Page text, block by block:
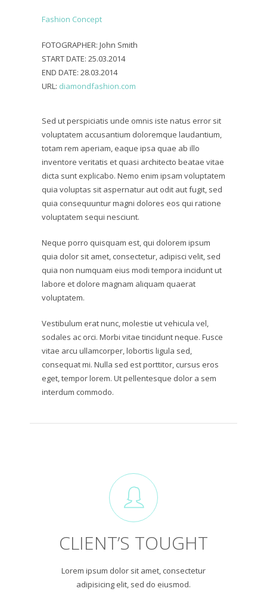
Fashion Concept
FOTOGRAPHER: John Smith
START DATE: 25.03.2014
END DATE: 28.03.2014
URL: diamondfashion.com
Sed ut perspiciatis unde omnis iste natus error sit
voluptatem accusantium doloremque laudantium,
totam rem aperiam, eaque ipsa quae ab illo
inventore veritatis et quasi architecto beatae vitae
dicta sunt explicabo. Nemo enim ipsam voluptatem
quia voluptas sit aspernatur aut odit aut fugit, sed
quia consequuntur magni dolores eos qui ratione
voluptatem sequi nesciunt.
Neque porro quisquam est, qui dolorem ipsum
quia dolor sit amet, consectetur, adipisci velit, sed
quia non numquam eius modi tempora incidunt ut
labore et dolore magnam aliquam quaerat
voluptatem.
Vestibulum erat nunc, molestie ut vehicula vel,
sodales ac orci. Morbi vitae tincidunt neque. Fusce
vitae arcu ullamcorper, lobortis ligula sed,
consequat mi. Nulla sed est porttitor, cursus eros
eget, tempor lorem. Ut pellentesque dolor a sem
interdum commodo.
CLIENT’S TOUGHT
Lorem ipsum dolor sit amet, consectetur
adipisicing elit, sed do eiusmod.